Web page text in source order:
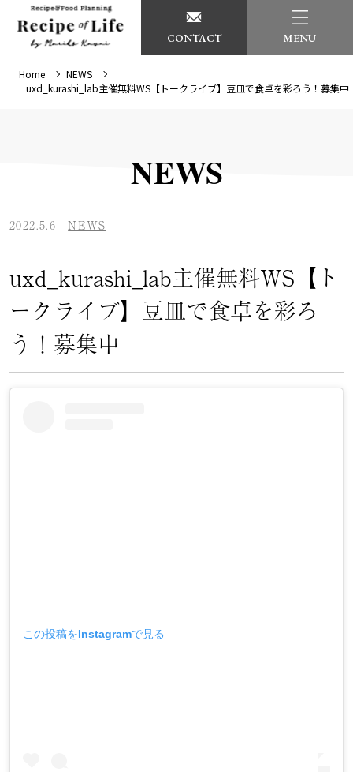
CONTACT MENU
Home
NEWS
uxd_kurashi_lab主催無料WS【トークライブ】豆皿で食卓を彩ろう！募集中
NEWS
2022.5.6 NEWS
uxd_kurashi_lab主催無料WS【ト
ークライブ】豆皿で食卓を彩ろ
う！募集中
この投稿をInstagramで見る